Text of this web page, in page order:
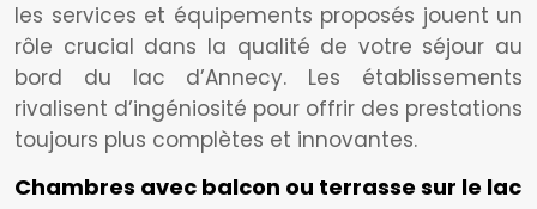
les services et équipements proposés jouent un
rôle crucial dans la qualité de votre séjour au
bord du lac d’Annecy. Les établissements
rivalisent d’ingéniosité pour offrir des prestations
toujours plus complètes et innovantes.
Chambres avec balcon ou terrasse sur le lac